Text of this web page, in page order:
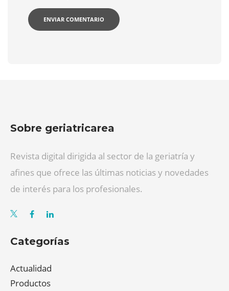
Sobre geriatricarea
Revista digital dirigida al sector de la geriatría y
afines que ofrece las últimas noticias y novedades
de interés para los profesionales.
Categorías
Actualidad
Productos